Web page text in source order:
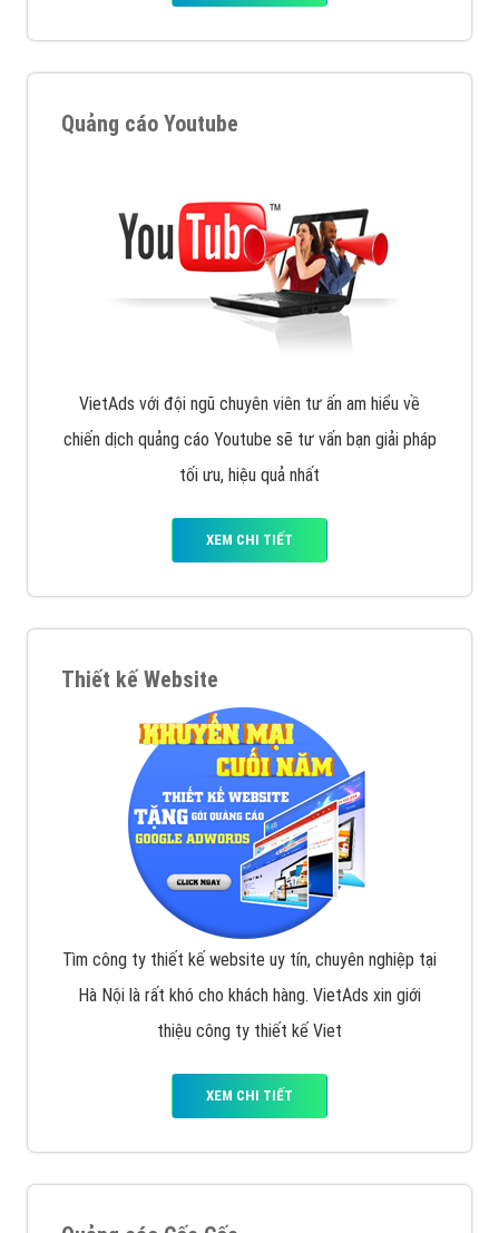
Quảng cáo Youtube
VietAds với đội ngũ chuyên viên tư ấn am hiểu về
chiến dịch quảng cáo Youtube sẽ tư vấn bạn giải pháp
tối ưu, hiệu quả nhất
XEM CHI TIẾT
Thiết kế Website
Tìm công ty thiết kế website uy tín, chuyên nghiệp tại
Hà Nội là rất khó cho khách hàng. VietAds xin giới
thiệu công ty thiết kế Viet
XEM CHI TIẾT